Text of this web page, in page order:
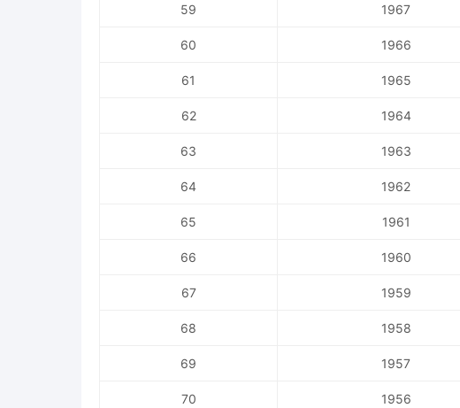
59 1967
60 1966
61 1965
62 1964
63 1963
64 1962
65 1961
66 1960
67 1959
68 1958
69 1957
70 1956